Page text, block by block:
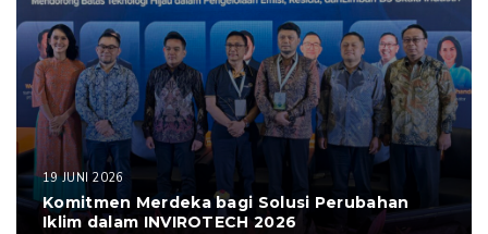
19 JUNI 2026
Komitmen Merdeka bagi Solusi Perubahan
Iklim dalam INVIROTECH 2026